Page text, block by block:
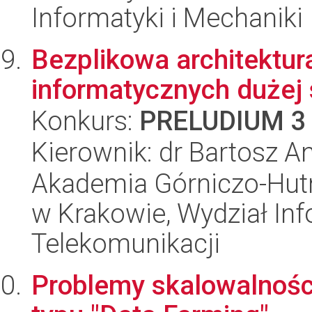
Informatyki i Mechaniki
Bezplikowa
informatycznych dużej
Konkurs: PRELUDIUM 3
Kierownik: dr Bartosz
Akademia Górniczo-
w Krakowie, Wydział
Telekomunikacji
Problemy